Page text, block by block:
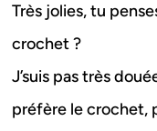
Très jolies, tu
crochet ?
J’suis pas très
préfère le crochet,